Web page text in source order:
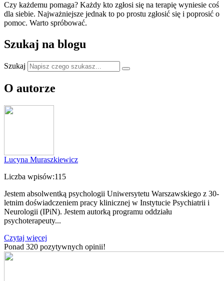
Czy każdemu pomaga? Każdy kto zgłosi się na terapię wyniesie coś
dla siebie. Najważniejsze jednak to po prostu zgłosić się i poprosić o
pomoc. Warto spróbować.
Szukaj na blogu
Szukaj
O autorze
Lucyna Muraszkiewicz
Liczba wpisów:115
Jestem absolwentką psychologii Uniwersytetu Warszawskiego z 30-
letnim doświadczeniem pracy klinicznej w Instytucie Psychiatrii i
Neurologii (IPiN). Jestem autorką programu oddziału
psychoterapeuty...
Czytaj więcej
Ponad 320 pozytywnych opinii!